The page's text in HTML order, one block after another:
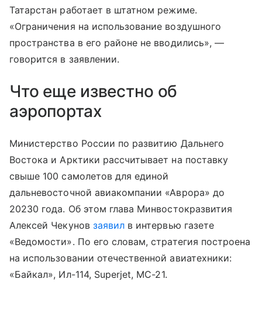
Татарстан работает в штатном режиме.
«Ограничения на использование воздушного
пространства в его районе не вводились», —
говорится в заявлении.
Что еще известно об
аэропортах
Министерство России по развитию Дальнего
Востока и Арктики рассчитывает на поставку
свыше 100 самолетов для единой
дальневосточной авиакомпании «Аврора» до
20230 года. Об этом глава Минвостокразвития
Алексей Чекунов заявил в интервью газете
«Ведомости». По его словам, стратегия построена
на использовании отечественной авиатехники:
«Байкал», Ил-114, Superjet, МС-21.